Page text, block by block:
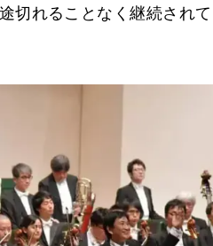
切れることなく継続されて